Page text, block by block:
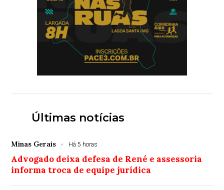
Últimas notícias
Minas Gerais Há 5 horas
Advogado deixa defesa de René e assessoria
informa troca de equipe jurídica